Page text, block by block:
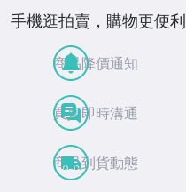
手機逛拍賣，購物更便利
商品降價通知
買賣即時溝通
商品到貨動態